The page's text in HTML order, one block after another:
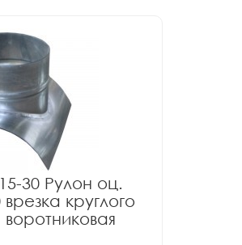
30 Рулон оц.
круглого
воротниковая